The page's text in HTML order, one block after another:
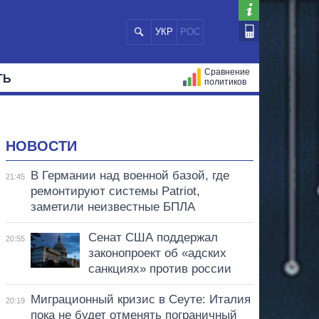
УКР РОС
Сравнение
политиков
НОВОСТИ
21:45
В Германии над военной базой, где
ремонтируют системы Patriot,
заметили неизвестные БПЛА
20:55
Сенат США поддержал
законопроект об «адских
санкциях» против россии
20:19
Миграционный кризис в Сеуте: Италия
пока не будет отменять пограничный